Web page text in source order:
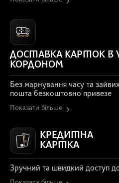
ДОСТАВКА КАРТОК В
КОРДОНОМ
Без марнування часу та
пошта безкоштовно привезе
Показати більше
КРЕДИТНА
КАРТКА
Зручний та швидкий доступ